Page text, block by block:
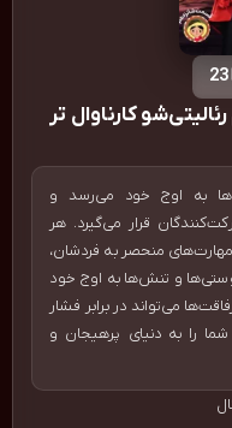
23
کارناوال تر
به اوج خود می‌رسد و
قرار می‌گیرد. هر
منحصر به فردشان،
و تنش‌ها به اوج خود
می‌تواند در برابر فشار
را به دنیای پرهیجان و